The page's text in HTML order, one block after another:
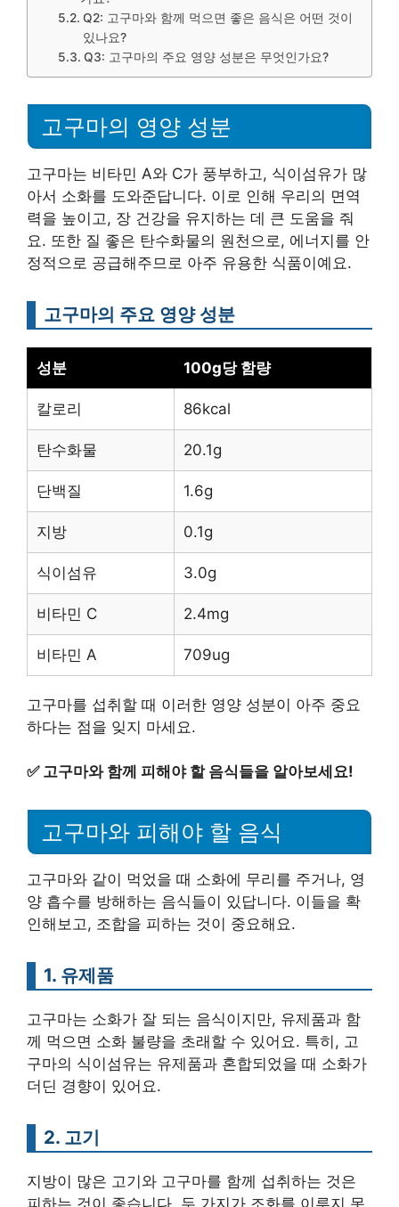
Q2: 고구마와 함께 먹으면 좋은 음식은 어떤 것이
있나요?
Q3: 고구마의 주요 영양 성분은 무엇인가요?
고구마의 영양 성분
고구마는 비타민 A와 C가 풍부하고, 식이섬유가 많
아서 소화를 도와준답니다. 이로 인해 우리의 면역
력을 높이고, 장 건강을 유지하는 데 큰 도움을 줘
요. 또한 질 좋은 탄수화물의 원천으로, 에너지를 안
정적으로 공급해주므로 아주 유용한 식품이예요.
고구마의 주요 영양 성분
성분 100g당 함량
칼로리 86kcal
탄수화물 20.1g
단백질 1.6g
지방 0.1g
식이섬유 3.0g
비타민 C 2.4mg
비타민 A 709ug
고구마를 섭취할 때 이러한 영양 성분이 아주 중요
하다는 점을 잊지 마세요.
✅ 고구마와 함께 피해야 할 음식들을 알아보세요!
고구마와 피해야 할 음식
고구마와 같이 먹었을 때 소화에 무리를 주거나, 영
양 흡수를 방해하는 음식들이 있답니다. 이들을 확
인해보고, 조합을 피하는 것이 중요해요.
1. 유제품
고구마는 소화가 잘 되는 음식이지만, 유제품과 함
께 먹으면 소화 불량을 초래할 수 있어요. 특히, 고
구마의 식이섬유는 유제품과 혼합되었을 때 소화가
더딘 경향이 있어요.
2. 고기
지방이 많은 고기와 고구마를 함께 섭취하는 것은
피하는 것이 좋습니다. 두 가지가 조화를 이루지 못